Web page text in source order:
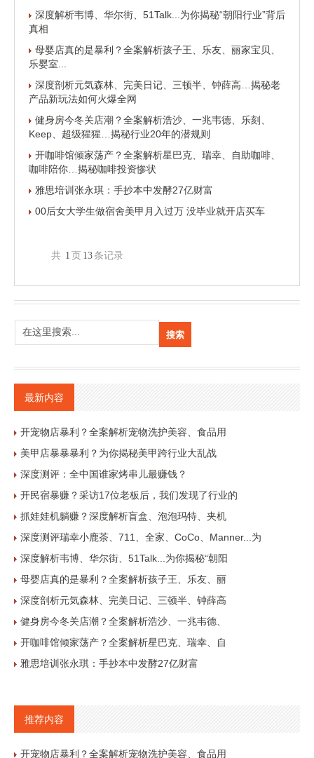
深度解析韦博、华尔街、51Talk...为你揭秘“朝阳行业”背后
真相
母婴店真的是暴利？全案解析孩子王、乐友、丽家宝贝、
乐婴室...
深度剖析元気森林、完美日记、三顿半、钟薛高…揭秘老
产品新玩法如何火爆全网
健身房今冬关店潮？全案解析浩沙、一兆韦德、乐刻、
Keep、超级猩猩…揭秘行业20年的潜规则
开咖啡馆倾家荡产？全案解析星巴克、瑞幸、自助咖啡、
咖啡陪你…揭秘咖啡投资惨状
雅思培训张永琪：手抄本中发酵27亿财富
00后女大学生做宿舍美甲月入过万 没毕业就开店买车
共 1 页 13 条记录
最新内容
开宠物店暴利？全案解析宠物洗护美容、食品用
美甲店暴暴暴利？为你揭秘美甲跨行业大乱战
深度测评：全中国谁家烤串儿最赚钱？
开民宿暴赚？采访17位老板后，我们发现了行业的
抓娃娃机躺赚？深度解析盲盒、泡泡玛特、夹机
深度测评瑞幸小鹿茶、711、全家、CoCo、Manner...为
深度解析韦博、华尔街、51Talk...为你揭秘“朝阳
母婴店真的是暴利？全案解析孩子王、乐友、丽
深度剖析元気森林、完美日记、三顿半、钟薛高
健身房今冬关店潮？全案解析浩沙、一兆韦德、
开咖啡馆倾家荡产？全案解析星巴克、瑞幸、自
雅思培训张永琪：手抄本中发酵27亿财富
推荐内容
开宠物店暴利？全案解析宠物洗护美容、食品用